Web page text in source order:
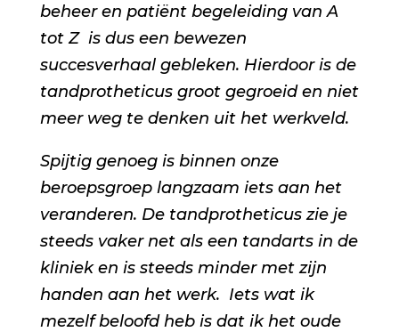
beheer en patiënt begeleiding van A
tot Z is dus een bewezen
succesverhaal gebleken. Hierdoor is de
tandprotheticus groot gegroeid en niet
meer weg te denken uit het werkveld.
Spijtig genoeg is binnen onze
beroepsgroep langzaam iets aan het
veranderen. De tandprotheticus zie je
steeds vaker net als een tandarts in de
kliniek en is steeds minder met zijn
handen aan het werk. Iets wat ik
mezelf beloofd heb is dat ik het oude